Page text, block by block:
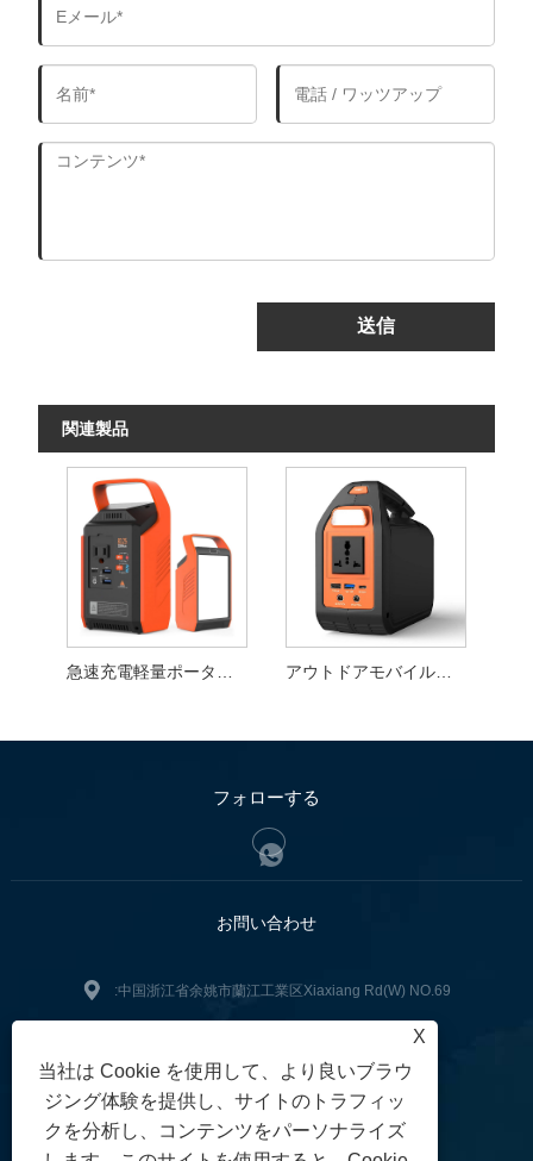
送信
関連製品
アウトドアモバイルポータブル電源
フォローする
お問い合わせ
:中国浙江省余姚市蘭江工業区Xiaxiang Rd(W) NO.69
: sales@china-taurus.com
ファックス: +86-574-22650288
X
当社は Cookie を使用して、より良いブラウ
ジング体験を提供し、サイトのトラフィッ
クを分析し、コンテンツをパーソナライズ